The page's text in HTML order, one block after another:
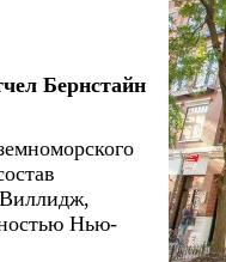
Бернстайн
Нью-